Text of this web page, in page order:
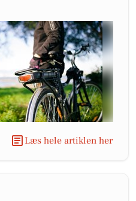
Læs hele artiklen her